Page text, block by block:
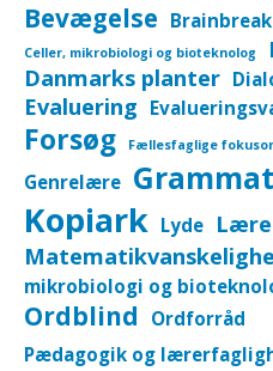
Bevægelse
Celler, mikrobiologi og bioteknolog
Danmarks planter
Evaluering
Forsøg Fællesfaglige
Genrelære
Kopiark Lyde
mikrobiologi og
Ordblind
Ordforråd
Pædagogik og